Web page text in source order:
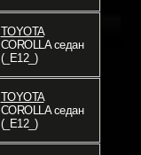
TOYOTA
COROLLA седан
(_E12_)
TOYOTA
COROLLA седан
(_E12_)